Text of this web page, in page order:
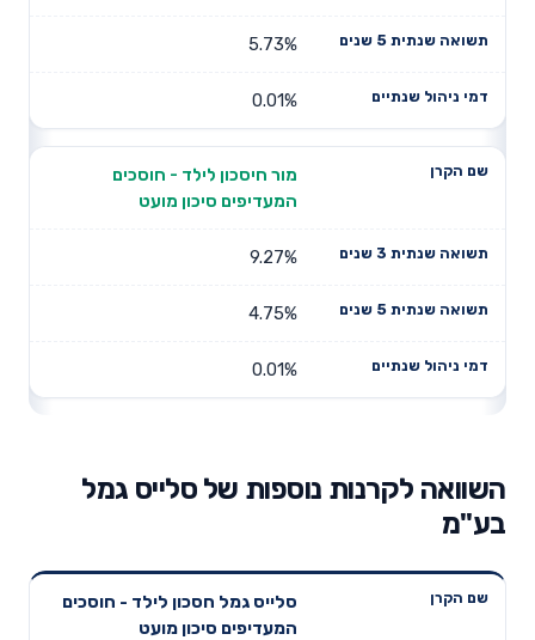
5.73%
0.01%
מור חיסכון לילד - חוסכים
המעדיפים סיכון מועט
9.27%
4.75%
0.01%
השוואה לקרנות נוספות של סלייס גמל
בע"מ
שנתית 3
תשואה
שנתית 5
דמי ניהול
סלייס גמל חסכון לילד - חוסכים
המעדיפים סיכון מועט